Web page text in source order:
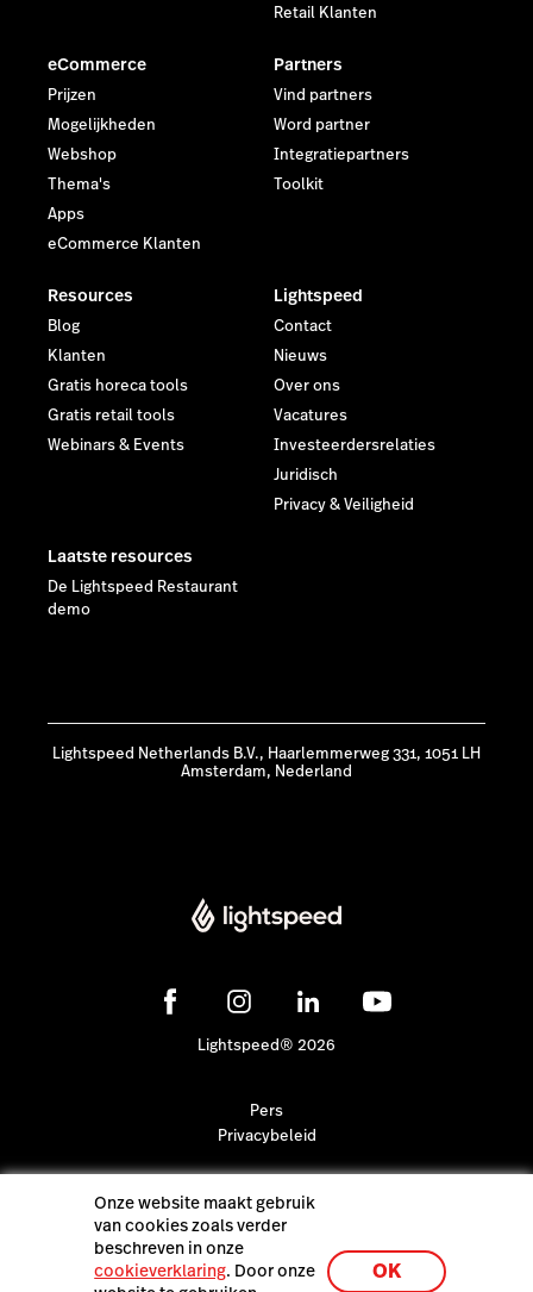
Retail Klanten
eCommerce
Prijzen
Mogelijkheden
Webshop
Thema's
Apps
eCommerce Klanten
Partners
Vind partners
Word partner
Integratiepartners
Toolkit
Resources
Blog
Klanten
Gratis horeca tools
Gratis retail tools
Webinars & Events
Lightspeed
Contact
Nieuws
Over ons
Vacatures
Investeerdersrelaties
Juridisch
Privacy & Veiligheid
Laatste resources
De Lightspeed Restaurant
demo
Lightspeed Netherlands B.V., Haarlemmerweg 331, 1051 LH
Amsterdam, Nederland
Lightspeed® 2026
Pers
Privacybeleid
Onze website maakt gebruik
van cookies zoals verder
beschreven in onze
cookieverklaring. Door onze
OK